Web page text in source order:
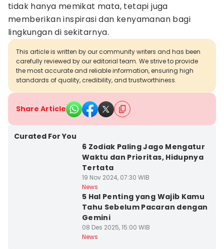
tidak hanya memikat mata, tetapi juga
memberikan inspirasi dan kenyamanan bagi
lingkungan di sekitarnya.
This article is written by our community writers and has been
carefully reviewed by our editorial team. We strive to provide
the most accurate and reliable information, ensuring high
standards of quality, credibility, and trustworthiness.
Share Article
Curated For You
6 Zodiak Paling Jago Mengatur
Waktu dan Prioritas, Hidupnya
Tertata
19 Nov 2024, 07:30 WIB
News
5 Hal Penting yang Wajib Kamu
Tahu Sebelum Pacaran dengan
Gemini
08 Des 2025, 15:00 WIB
News